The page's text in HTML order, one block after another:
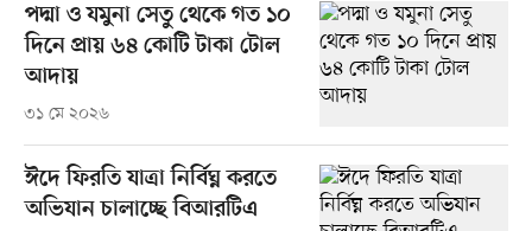
পদ্মা ও যমুনা সেতু থেকে গত ১০
দিনে প্রায় ৬৪ কোটি টাকা টোল
আদায়
৩১ মে ২০২৬
ঈদে ফিরতি যাত্রা নির্বিঘ্ন করতে
অভিযান চালাচ্ছে বিআরটিএ